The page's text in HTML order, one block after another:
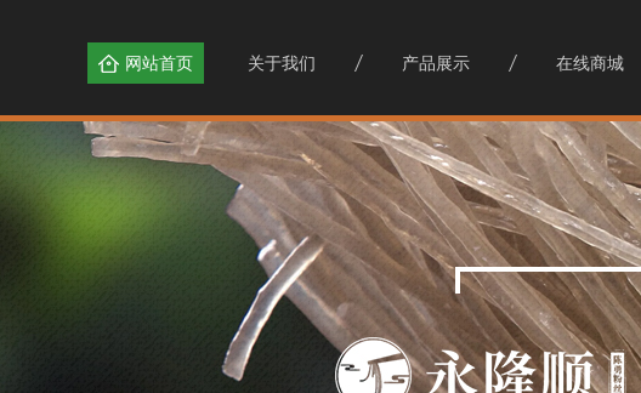
网站首页 关于我们 产品展示 在线商城